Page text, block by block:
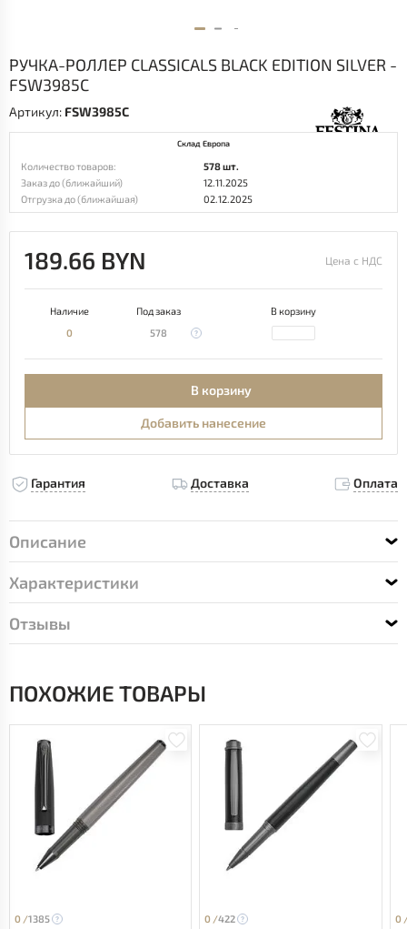
РУЧКА-РОЛЛЕР CLASSICALS BLACK EDITION SILVER -
FSW3985C
Артикул: FSW3985C
Склад Европа
Количество товаров:
578 шт.
Заказ до (ближайший)
12.11.2025
Отгрузка до (ближайшая)
02.12.2025
189.66 BYN Цена с НДС
Наличие Под заказ
В корзину
0
578
В корзину
Добавить нанесение
Гарантия Доставка Оплата
Описание
Характеристики
Отзывы
ПОХОЖИЕ ТОВАРЫ
0 /1385 0 /422 0